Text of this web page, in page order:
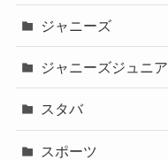
ジャニーズ
ジャニーズジュニア
スタバ
スポーツ